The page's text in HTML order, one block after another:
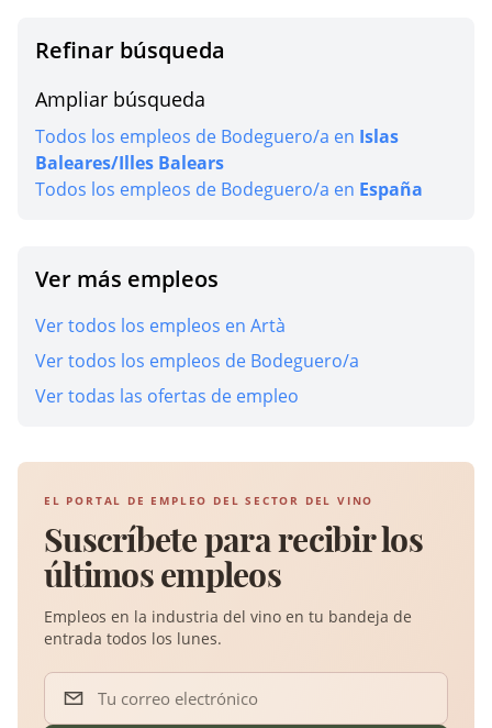
Refinar búsqueda
Ampliar búsqueda
Todos los empleos de Bodeguero/a en Islas
Baleares/Illes Balears
Todos los empleos de Bodeguero/a en España
Ver más empleos
Ver todos los empleos en Artà
Ver todos los empleos de Bodeguero/a
Ver todas las ofertas de empleo
EL PORTAL DE EMPLEO DEL SECTOR DEL VINO
Suscríbete para recibir los
últimos empleos
Empleos en la industria del vino en tu bandeja de
entrada todos los lunes.
Tu correo electrónico